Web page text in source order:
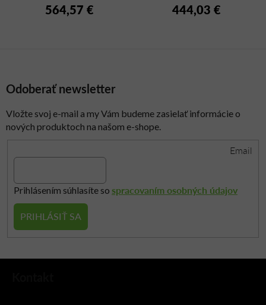
564,57 € 444,03 €
Odoberať newsletter
Vložte svoj e-mail a my Vám budeme zasielať informácie o
nových produktoch na našom e-shope.
Email
Prihlásením súhlasíte so spracovaním osobných údajov
PRIHLÁSIŤ SA
Z